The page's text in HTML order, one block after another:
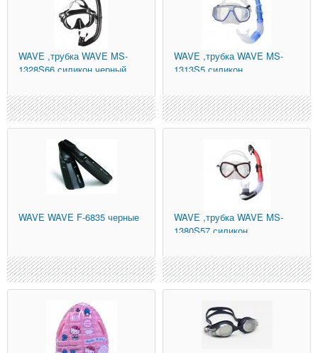
WAVE ,трубка WAVE MS-
1328S66 силикон,черный
WAVE ,трубка WAVE MS-
1313S5 силикон
WAVE WAVE F-6835 черные WAVE ,трубка WAVE MS-
1380S57 силикон